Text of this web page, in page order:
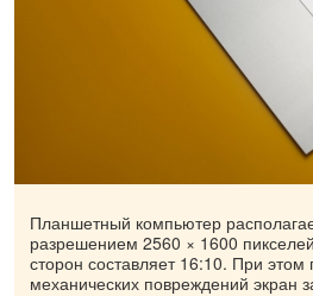
Планшетный компьютер
разрешением 2560 × 1600
сторон составляет 16:10. При
механических повреждений экран